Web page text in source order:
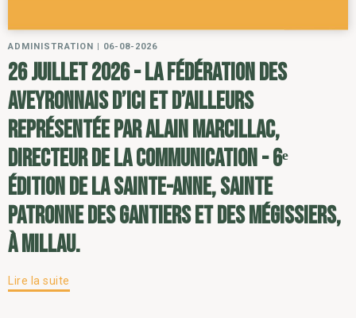
ADMINISTRATION | 06-08-2026
26 juillet 2026 - la Fédération des
Aveyronnais d’ici et d’ailleurs
représentée par Alain Marcillac,
directeur de la communication - 6ᵉ
édition de la Sainte-Anne, sainte
patronne des gantiers et des mégissiers,
à Millau.
Lire la suite